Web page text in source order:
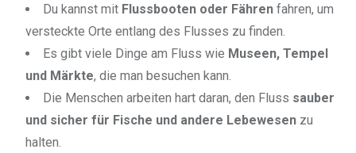
Du kannst mit Flussbooten oder Fähren fahren, um
versteckte Orte entlang des Flusses zu finden.
Es gibt viele Dinge am Fluss wie Museen, Tempel
und Märkte, die man besuchen kann.
Die Menschen arbeiten hart daran, den Fluss sauber
und sicher für Fische und andere Lebewesen zu
halten.